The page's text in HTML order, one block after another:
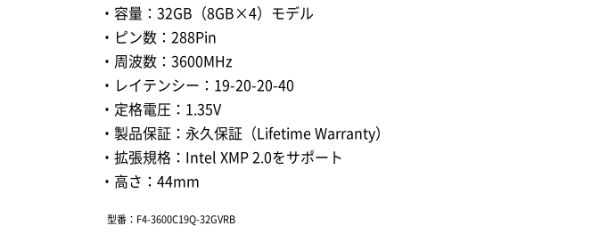
・容量：32GB（8GB×4）モデル
・ピン数：288Pin
・周波数：3600MHz
・レイテンシー：19-20-20-40
・定格電圧：1.35V
・製品保証：永久保証（Lifetime Warranty）
・拡張規格：Intel XMP 2.0をサポート
・高さ：44mm
型番：F4-3600C19Q-32GVRB